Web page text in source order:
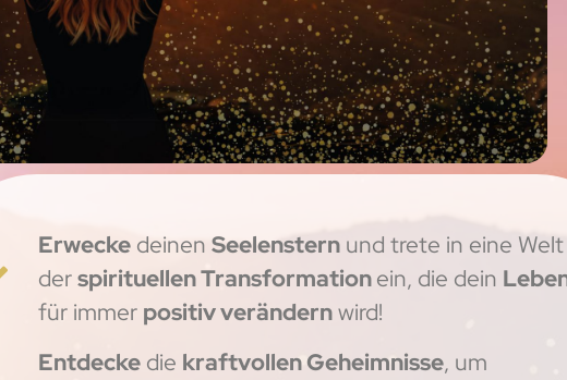
Erwecke deinenSeelenstern und trete in eine Welt
derspirituellen Transformationein, die dein
für immer positiv verändernwird!
Entdecke die kraftvollen Geheimnisse, um